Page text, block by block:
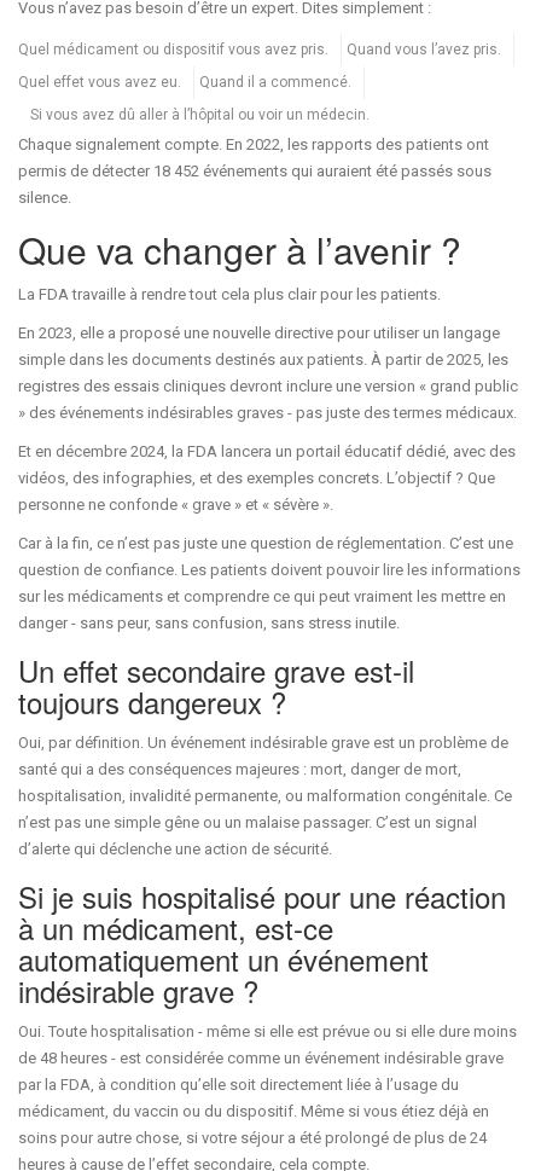
Vous n’avez pas besoin d’être un expert. Dites simplement :
Quel médicament ou dispositif vous avez pris.
Quand vous l’avez pris.
Quel effet vous avez eu.
Quand il a commencé.
Si vous avez dû aller à l’hôpital ou voir un médecin.
Chaque signalement compte. En 2022, les rapports des patients ont
permis de détecter 18 452 événements qui auraient été passés sous
silence.
Que va changer à l’avenir ?
La FDA travaille à rendre tout cela plus clair pour les patients.
En 2023, elle a proposé une nouvelle directive pour utiliser un langage
simple dans les documents destinés aux patients. À partir de 2025, les
registres des essais cliniques devront inclure une version « grand public
» des événements indésirables graves - pas juste des termes médicaux.
Et en décembre 2024, la FDA lancera un portail éducatif dédié, avec des
vidéos, des infographies, et des exemples concrets. L’objectif ? Que
personne ne confonde « grave » et « sévère ».
Car à la fin, ce n’est pas juste une question de réglementation. C’est une
question de confiance. Les patients doivent pouvoir lire les informations
sur les médicaments et comprendre ce qui peut vraiment les mettre en
danger - sans peur, sans confusion, sans stress inutile.
Un effet secondaire grave est-il
toujours dangereux ?
Oui, par définition. Un événement indésirable grave est un problème de
santé qui a des conséquences majeures : mort, danger de mort,
hospitalisation, invalidité permanente, ou malformation congénitale. Ce
n’est pas une simple gêne ou un malaise passager. C’est un signal
d’alerte qui déclenche une action de sécurité.
Si je suis hospitalisé pour une réaction
à un médicament, est-ce
automatiquement un événement
indésirable grave ?
Oui. Toute hospitalisation - même si elle est prévue ou si elle dure moins
de 48 heures - est considérée comme un événement indésirable grave
par la FDA, à condition qu’elle soit directement liée à l’usage du
médicament, du vaccin ou du dispositif. Même si vous étiez déjà en
soins pour autre chose, si votre séjour a été prolongé de plus de 24
heures à cause de l’effet secondaire, cela compte.